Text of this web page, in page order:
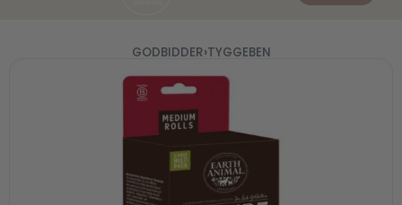
GODBIDDER›TYGGEBEN